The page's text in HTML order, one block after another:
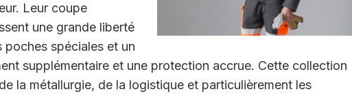
Leur coupe
une grande liberté
poches spéciales et un
supplémentaire et une protection accrue. Cette collection
la métallurgie, de la logistique et particulièrement les